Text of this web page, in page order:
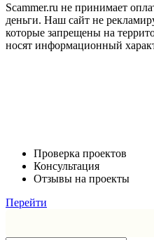
Scammer.ru не принимает
деньги. Наш сайт не
которые запрещены на
носят информационный
Проверка проектов
Консультация
Отзывы на проекты
Перейти